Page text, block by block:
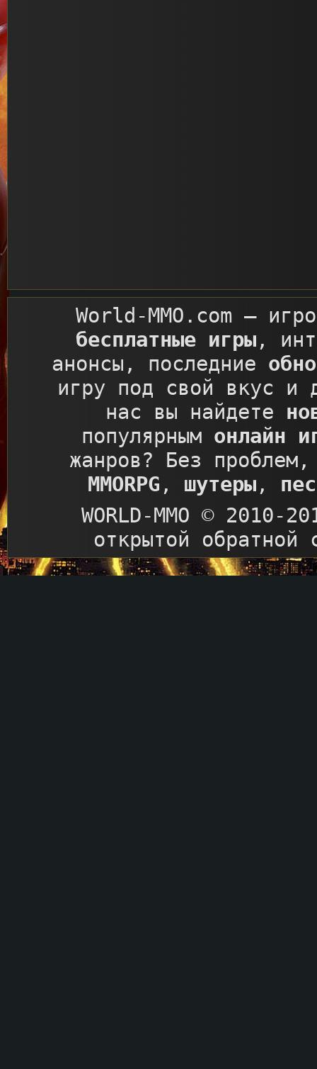
World-MMO.com –
бесплатные игры,
анонсы, последние
игру под свой вкус и
нас вы найдете
популярным онлайн
жанров? Без
MMORPG , шутеры,
WORLD-MMO © 2010-
открытой